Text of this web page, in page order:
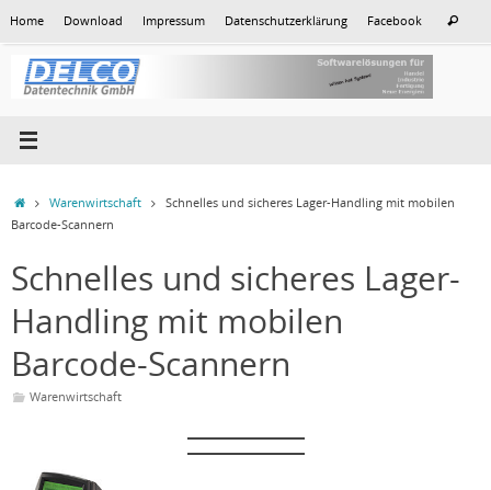
springen
Home Download Impressum Datenschutzerklärung Facebook Suchen
StartWarenwirtschaft
Schnelles und sicheres Lager-Handling mit mobilen
Barcode-Scannern
Schnelles und sicheres Lager-
Handling mit mobilen
Barcode-Scannern
Warenwirtschaft